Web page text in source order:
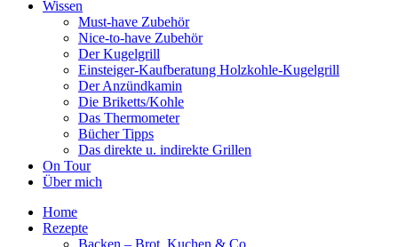
Wissen
Must-have Zubehör
Nice-to-have Zubehör
Der Kugelgrill
Einsteiger-Kaufberatung Holzkohle-Kugelgrill
Der Anzündkamin
Die Briketts/Kohle
Das Thermometer
Bücher Tipps
Das direkte u. indirekte Grillen
On Tour
Über mich
Home
Rezepte
Backen – Brot, Kuchen & Co.